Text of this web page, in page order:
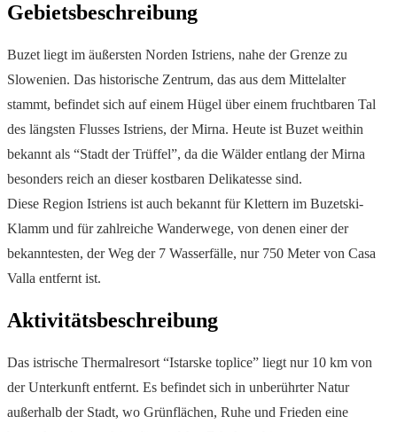
Gebietsbeschreibung
Buzet liegt im äußersten Norden Istriens, nahe der Grenze zu
Slowenien. Das historische Zentrum, das aus dem Mittelalter
stammt, befindet sich auf einem Hügel über einem fruchtbaren Tal
des längsten Flusses Istriens, der Mirna. Heute ist Buzet weithin
bekannt als “Stadt der Trüffel”, da die Wälder entlang der Mirna
besonders reich an dieser kostbaren Delikatesse sind.
Diese Region Istriens ist auch bekannt für Klettern im Buzetski-
Klamm und für zahlreiche Wanderwege, von denen einer der
bekanntesten, der Weg der 7 Wasserfälle, nur 750 Meter von Casa
Valla entfernt ist.
Aktivitätsbeschreibung
Das istrische Thermalresort “Istarske toplice” liegt nur 10 km von
der Unterkunft entfernt. Es befindet sich in unberührter Natur
außerhalb der Stadt, wo Grünflächen, Ruhe und Frieden eine